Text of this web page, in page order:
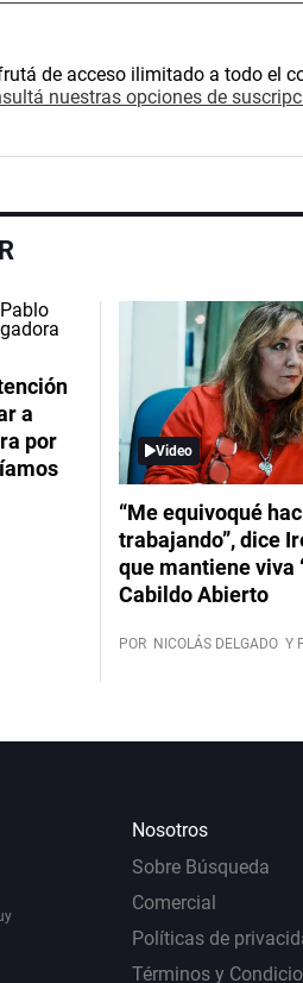
de acceso ilimitado a todo el
nuestras opciones de
a
por
Video
“Me equivoqué
trabajando”, dice
que mantiene viva
Cabildo Abierto
POR NICOLÁS DELGADO Y
Nosotros
Sobre Búsqueda
Comercial
Políticas de
Términos y